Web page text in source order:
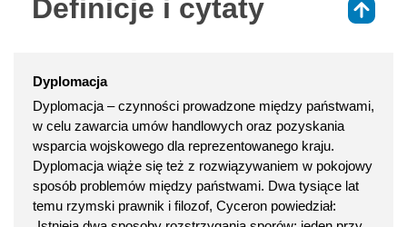
Definicje i cytaty
Dyplomacja
Dyplomacja – czynności prowadzone między państwami,
w celu zawarcia umów handlowych oraz pozyskania
wsparcia wojskowego dla reprezentowanego kraju.
Dyplomacja wiąże się też z rozwiązywaniem w pokojowy
sposób problemów między państwami. Dwa tysiące lat
temu rzymski prawnik i filozof, Cyceron powiedział: